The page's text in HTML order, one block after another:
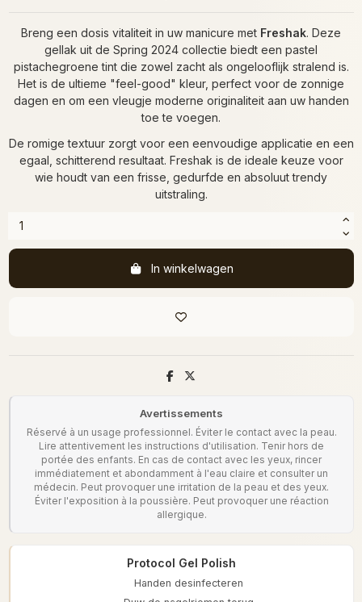
Breng een dosis vitaliteit in uw manicure met Freshak. Deze
gellak uit de Spring 2024 collectie biedt een pastel
pistachegroene tint die zowel zacht als ongelooflijk stralend is.
Het is de ultieme "feel-good" kleur, perfect voor de zonnige
dagen en om een vleugje moderne originaliteit aan uw handen
toe te voegen.
De romige textuur zorgt voor een eenvoudige applicatie en een
egaal, schitterend resultaat. Freshak is de ideale keuze voor
wie houdt van een frisse, gedurfde en absoluut trendy
uitstraling.
In winkelwagen
Avertissements
Réservé à un usage professionnel. Éviter le contact avec la peau.
Lire attentivement les instructions d'utilisation. Tenir hors de
portée des enfants. En cas de contact avec les yeux, rincer
immédiatement et abondamment à l'eau claire et consulter un
médecin. Peut provoquer une irritation de la peau et des yeux.
Éviter l'exposition à la poussière. Peut provoquer une réaction
allergique.
Protocol Gel Polish
Handen desinfecteren